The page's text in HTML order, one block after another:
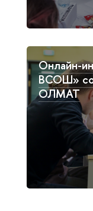
Онлайн-
ВСОШ»
ОЛМАТ